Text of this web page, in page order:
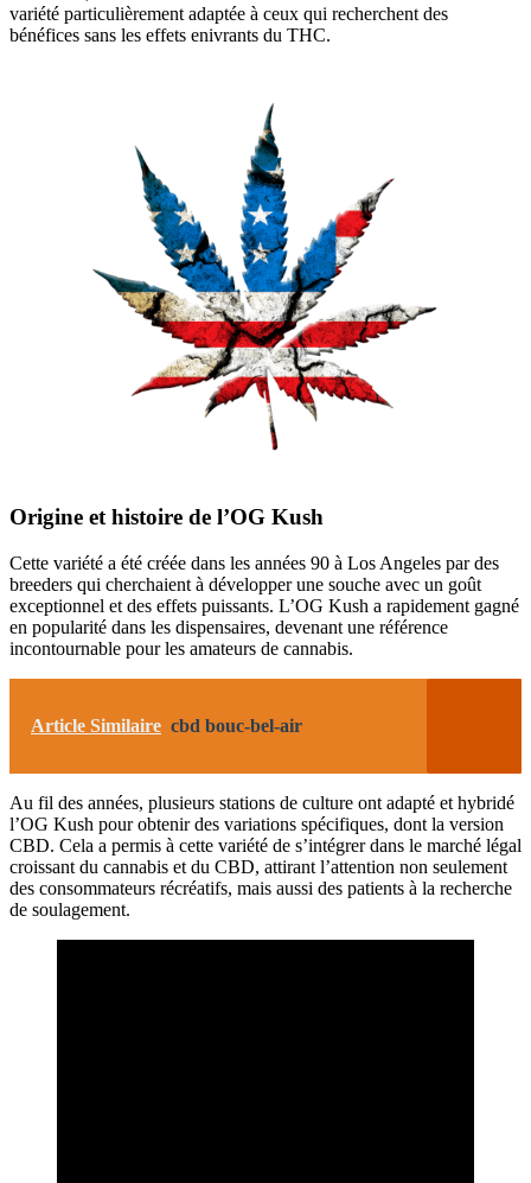
variété particulièrement adaptée à ceux qui recherchent des
bénéfices sans les effets enivrants du THC.
Origine et histoire de l’OG Kush
Cette variété a été créée dans les années 90 à Los Angeles par des
breeders qui cherchaient à développer une souche avec un goût
exceptionnel et des effets puissants. L’OG Kush a rapidement gagné
en popularité dans les dispensaires, devenant une référence
incontournable pour les amateurs de cannabis.
Article Similaire cbd bouc-bel-air
Au fil des années, plusieurs stations de culture ont adapté et hybridé
l’OG Kush pour obtenir des variations spécifiques, dont la version
CBD. Cela a permis à cette variété de s’intégrer dans le marché légal
croissant du cannabis et du CBD, attirant l’attention non seulement
des consommateurs récréatifs, mais aussi des patients à la recherche
de soulagement.